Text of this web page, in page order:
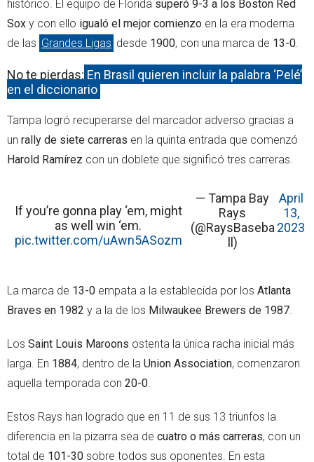
histórico. El equipo de Florida superó 9-3 a los Boston Red
Sox y con ello igualó el mejor comienzo en la era moderna
de las Grandes Ligas desde 1900, con una marca de 13-0
No te pierdas: En Brasil quieren incluir la palabra ‘Pelé’
en el diccionario
Tampa logró recuperarse del marcador adverso gracias a
un rally de siete carreras en la quinta entrada que comenzó
Harold Ramírez con un doblete que significó tres carreras.
If you’re gonna play ‘em, might
as well win ‘em.
pic.twitter.com/uAwn5ASozm
— Tampa Bay
Rays
(@RaysBaseba
ll)
April
13,
2023
La marca de 13-0 empata a la establecida por los Atlanta
Braves en 1982 y a la de los Milwaukee Brewers de 1987
Los Saint Louis Maroons ostenta la única racha inicial más
larga. En 1884, dentro de la Union Association, comenzaron
aquella temporada con 20-0
Estos Rays han logrado que en 11 de sus 13 triunfos la
diferencia en la pizarra sea de cuatro o más carreras, con un
total de 101-30 sobre todos sus oponentes. En esta